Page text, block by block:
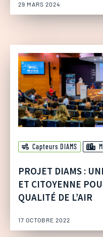
29 MARS 2024
Capteurs DIAMS
PROJET DIAMS :
ET CITOYENNE
QUALITÉ DE L’AIR
17 OCTOBRE 2022